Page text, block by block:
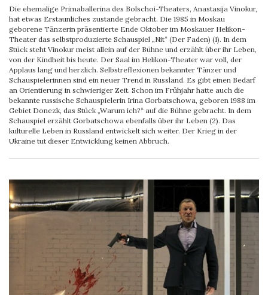
Die ehemalige Primaballerina des Bolschoi-Theaters, Anastasija Vinokur,
hat etwas Erstaunliches zustande gebracht. Die 1985 in Moskau
geborene Tänzerin präsentierte Ende Oktober im Moskauer Helikon-
Theater das selbstproduzierte Schauspiel „Nit“ (Der Faden) (1). In dem
Stück steht Vinokur meist allein auf der Bühne und erzählt über ihr Leben,
von der Kindheit bis heute. Der Saal im Helikon-Theater war voll, der
Applaus lang und herzlich. Selbstreflexionen bekannter Tänzer und
Schauspielerinnen sind ein neuer Trend in Russland. Es gibt einen Bedarf
an Orientierung in schwieriger Zeit. Schon im Frühjahr hatte auch die
bekannte russische Schauspielerin Irina Gorbatschowa, geboren 1988 im
Gebiet Donezk, das Stück „Warum ich?“ auf die Bühne gebracht. In dem
Schauspiel erzählt Gorbatschowa ebenfalls über ihr Leben (2). Das
kulturelle Leben in Russland entwickelt sich weiter. Der Krieg in der
Ukraine tut dieser Entwicklung keinen Abbruch.